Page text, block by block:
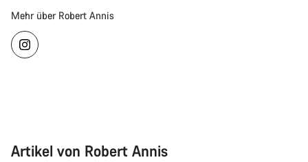
Mehr über Robert Annis
Artikel von Robert Annis